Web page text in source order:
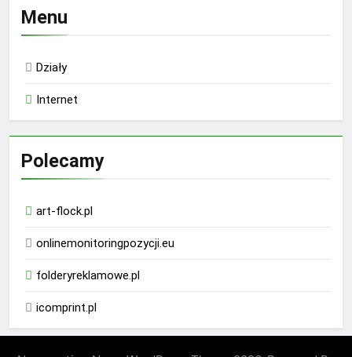
Menu
Działy
Internet
Polecamy
art-flock.pl
onlinemonitoringpozycji.eu
folderyreklamowe.pl
icomprint.pl